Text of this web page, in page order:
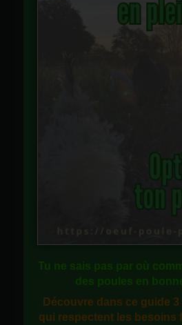
Tu ne sais pas par où
des poules en
Découvre dans ce guide
qui respectent les besoins